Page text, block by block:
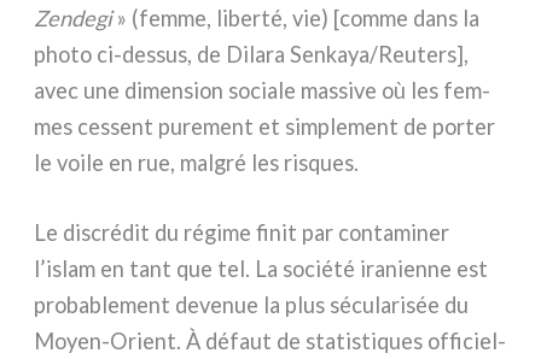
Zendegi» (fem­me, liber­té, vie) [com­me dans la
pho­to ci-dessus, de Dilara Senkaya/Reuters],
avec une dimen­sion socia­le mas­si­ve où les fem­
mes ces­sent pure­ment et sim­ple­ment de por­ter
le voi­le en rue, mal­gré les risques.
Le discré­dit du régi­me finit par con­ta­mi­ner
l’islam en tant que tel. La socié­té ira­nien­ne est
pro­ba­ble­ment deve­nue la plus sécu­la­ri­sée du
Moyen-Orient. À défaut de sta­ti­sti­ques offi­ciel­